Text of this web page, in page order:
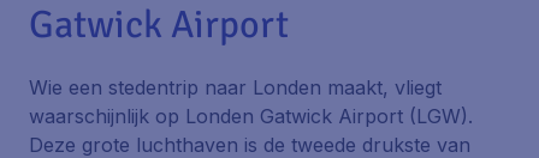
Gatwick Airport
Wie een stedentrip naar Londen maakt, vliegt
waarschijnlijk op Londen Gatwick Airport (LGW).
Deze grote luchthaven is de tweede drukste van